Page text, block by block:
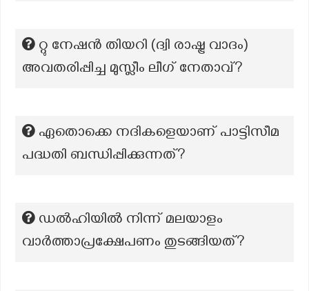
റ്റു നേഷൻ തിയറി (ദ്വി രാഷ്ട്ര വാദം)
അവതരിപ്പിച്ച മുസ്ലീം ലീഗ് നേതാവ്?
ഏതൊക്കെ നദികളെയാണ് പാട്ടിസീമ
പദ്ധതി ബന്ധിപ്പിക്കുന്നത്?
ഡല്‍ഹിയില്‍ നിന്ന് മലയാളം
വാര്‍ത്താപ്രക്ഷേപണം തുടങ്ങിയത്?